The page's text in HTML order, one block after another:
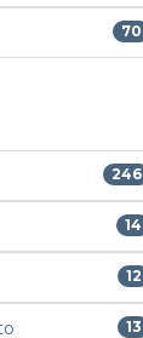
70
246
14
12
13